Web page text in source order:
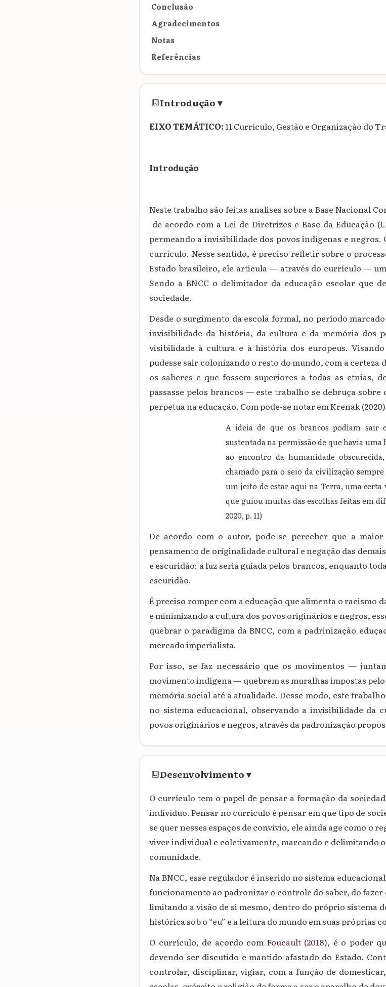
Conclusão
Agradecimentos
Notas
Referências
Introdução▾
EIXO TEMÁTICO: 11 Currículo, Gestão e Organização do
Introdução
Neste trabalho são feitas analises sobre a Base Nacional
de acordo com a Lei de Diretrizes e Base da Educação
permeando a invisibilidade dos povos indígenas e negros.
currículo. Nesse sentido, é preciso refletir sobre o
Estado brasileiro, ele articula — através do currículo —
Sendo a BNCC o delimitador da educação escolar que
sociedade.
Desde o surgimento da escola formal, no período
invisibilidade da história, da cultura e da memória dos
visibilidade à cultura e à história dos europeus.
pudesse sair colonizando o resto do mundo, com a certeza
os saberes e que fossem superiores a todas as etnias,
passasse pelos brancos — este trabalho se debruça
perpetua na educação. Com pode-se notar em Krenak
A ideia de que os brancos podiam sair
sustentada na permissão de que havia
ao encontro da humanidade
chamado para o seio da civilização
um jeito de estar aqui na Terra, uma certa
que guiou muitas das escolhas feitas em
2020, p. 11)
De acordo com o autor, pode-se perceber que a
pensamento de originalidade cultural e negação das
e escuridão: a luz seria guiada pelos brancos, enquanto
escuridão.
É preciso romper com a educação que alimenta o racismo
e minimizando a cultura dos povos originários e negros,
quebrar o paradigma da BNCC, com a padrinização
mercado imperialista.
Por isso, se faz necessário que os movimentos —
movimento indígena — quebrem as muralhas impostas
memória social até a atualidade. Desse modo, este
no sistema educacional, observando a invisibilidade da
povos originários e negros, através da padronização
Desenvolvimento▾
O currículo tem o papel de pensar a formação da
indivíduo. Pensar no currículo é pensar em que tipo de
se quer nesses espaços de convívio, ele ainda age como o
viver individual e coletivamente, marcando e delimitando
comunidade.
Na BNCC, esse regulador é inserido no sistema
funcionamento ao padronizar o controle do saber, do
limitando a visão de si mesmo, dentro do próprio sistema
histórica sob o “eu” e a leitura do mundo em suas próprias
O currículo, de acordo com Foucault (2018), é o poder
devendo ser discutido e mantido afastado do Estado.
controlar, disciplinar, vigiar, com a função de